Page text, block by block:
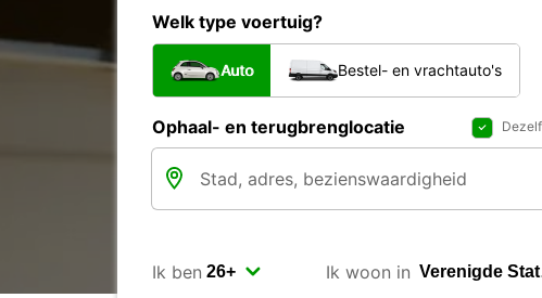
Welk type voertuig?
Auto Bestel- en vrachtauto's
Ophaal- en terugbrenglocatie
Ik ben Ik woon in